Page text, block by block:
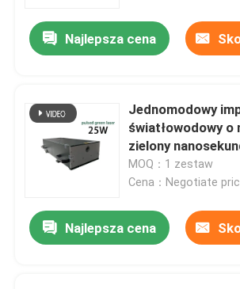
Najlepsza cena
Jednomodowy
światłowodowy o
zielony
MOQ：1 zestaw
Cena：Negotiate
Najlepsza cena